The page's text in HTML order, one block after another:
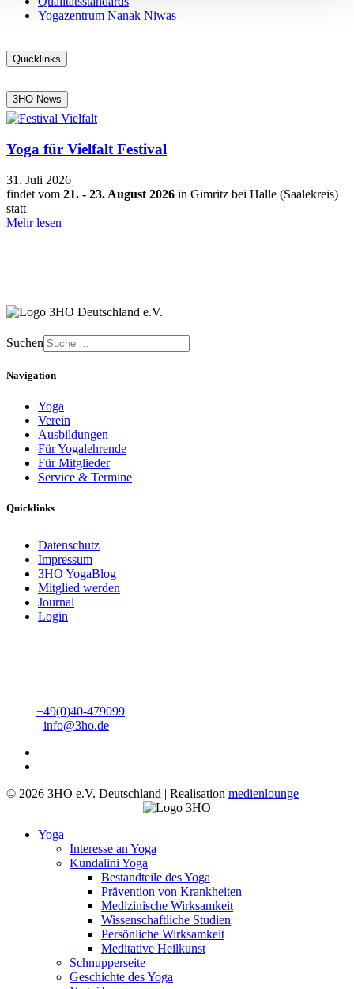
Yogazentrum Nanak Niwas
Quicklinks
3HO News
Yoga für Vielfalt Festival
31. Juli 2026
findet vom 21. - 23. August 2026 in Gimritz bei Halle (Saalekreis)
statt
Mehr lesen
Suchen
Navigation
Yoga
Verein
Ausbildungen
Für Yogalehrende
Für Mitglieder
Service & Termine
Quicklinks
Datenschutz
Impressum
3HO YogaBlog
Mitglied werden
Journal
Login
+49(0)40-479099
info@3ho.de
© 2026 3HO e.V. Deutschland | Realisation medienlounge
Yoga
Interesse an Yoga
Kundalini Yoga
Bestandteile des Yoga
Prävention von Krankheiten
Medizinische Wirksamkeit
Wissenschaftliche Studien
Persönliche Wirksamkeit
Meditative Heilkunst
Schnupperseite
Geschichte des Yoga